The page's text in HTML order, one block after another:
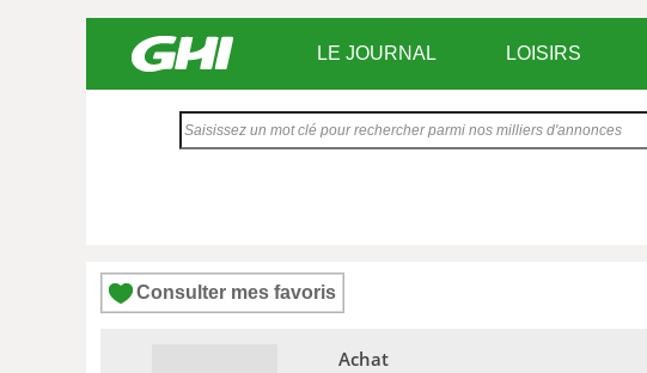
LE JOURNAL LOISIRS
Consulter mes favoris
Achat